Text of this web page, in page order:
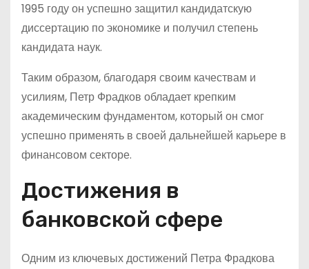
1995 году он успешно защитил кандидатскую
диссертацию по экономике и получил степень
кандидата наук.
Таким образом, благодаря своим качествам и
усилиям, Петр Фрадков обладает крепким
академическим фундаментом, который он смог
успешно применять в своей дальнейшей карьере в
финансовом секторе.
Достижения в
банковской сфере
Одним из ключевых достижений Петра Фрадкова